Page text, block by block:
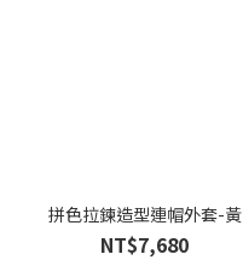
拼色拉鍊造型連帽外套-黃
NT$7,680